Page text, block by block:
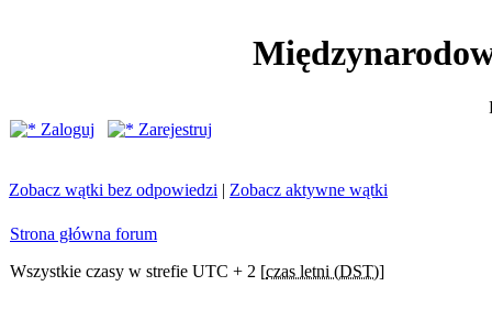
Zaloguj
Zarejestruj
Zobacz wątki bez odpowiedzi | Zobacz aktywne wątki
Strona główna forum
Wszystkie czasy w strefie UTC + 2 [czas letni (DST)]